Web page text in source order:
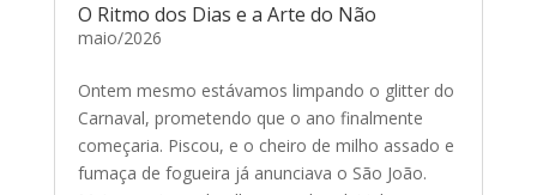
O Ritmo dos Dias e a Arte do Não
maio/2026
Ontem mesmo estávamos limpando o glitter do
Carnaval, prometendo que o ano finalmente
começaria. Piscou, e o cheiro de milho assado e
fumaça de fogueira já anunciava o São João.